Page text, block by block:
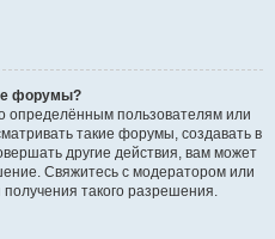
форумы?
определённым пользователям или
такие форумы, создавать в
другие действия, вам может
Свяжитесь с модератором или
такого разрешения.